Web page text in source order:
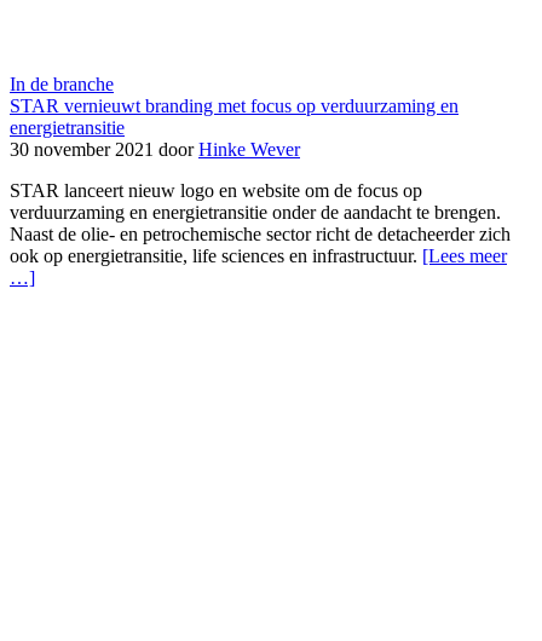
In de branche
STAR vernieuwt branding met focus op verduurzaming en
energietransitie
30 november 2021 doorHinke Wever
STAR lanceert nieuw logo en website om de focus op
verduurzaming en energietransitie onder de aandacht te brengen.
Naast de olie- en petrochemische sector richt de detacheerder zich
ook op energietransitie, life sciences en infrastructuur. [Lees meer
…]